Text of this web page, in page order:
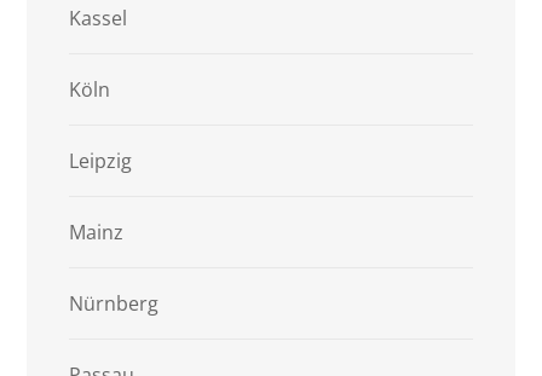
Kassel
Köln
Leipzig
Mainz
Nürnberg